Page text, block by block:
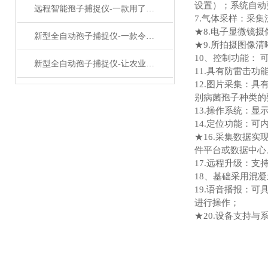
远程智能孢子捕捉仪-一款用了笑哈哈的病害孢子捕捉仪#2023已更新
新型全自动孢子捕捉仪-一款令人赞叹不已的孢子自动捕捉系统#已更新
新型全自动孢子捕捉仪-让农业叹为观止的智能孢子捕捉仪#2022已更新
设置）；系统自
7.气体采样：采集
★8.电子显微镜摄
★9.所拍摄图像清
10、控制功能：
11.具有防雷击功
12.图片采集：具
别病菌孢子种类
13.操作系统：显
14.定位功能：可
★16.采集数据实
件平台或数据中心
17.远程升级：支
18、基础采用混
19.语音播报：可
进行操作；
★20.设备支持与